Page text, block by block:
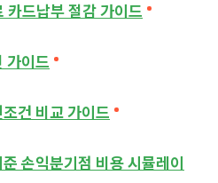
카드납부 절감 가이드
가이드
건 비교 가이드
손익분기점 비용 시뮬레이